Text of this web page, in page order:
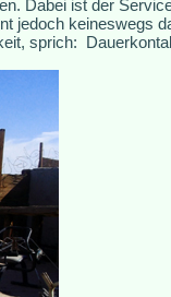
Dabei ist der
jedoch keineswegs
sprich: